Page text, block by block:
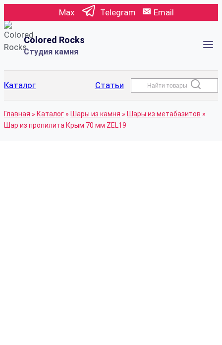
к
содержимому
Max Telegram Email
Colored Rocks
Студия камня
Каталог Статьи Найти товары
Главная » Каталог » Шары из камня » Шары из метабазитов »
Шар из пропилита Крым 70 мм ZEL19